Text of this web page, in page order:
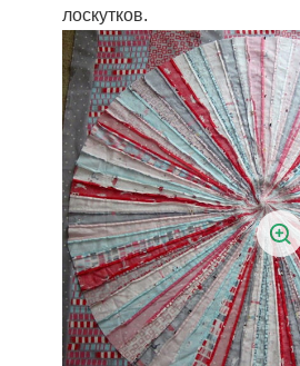
лоскутков.